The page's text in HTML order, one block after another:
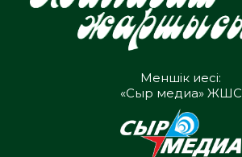
Меншік иесі:
«Сыр медиа» ЖШС